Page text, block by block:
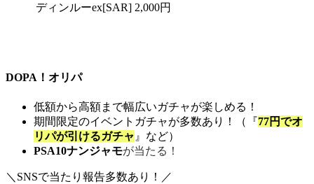
ディンルーex[SAR] 2,000円
DOPA！オリパ
低額から高額まで幅広いガチャが楽しめる！
期間限定のイベントガチャが多数あり！（『 77円でオ
リパが引けるガチャ 』など）
PSA10ナンジャモが当たる！
＼SNSで当たり報告多数あり！／